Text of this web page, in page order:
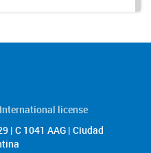
license
| C 1041 AAG | Ciudad